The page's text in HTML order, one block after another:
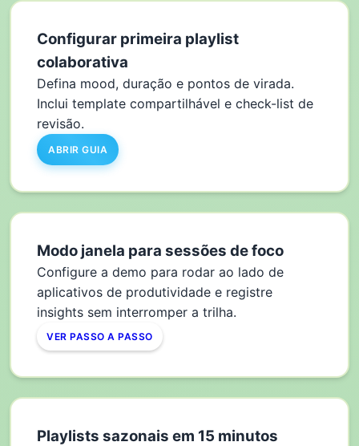
Configurar primeira playlist
colaborativa
Defina mood, duração e pontos de virada.
Inclui template compartilhável e check-list de
revisão.
ABRIR GUIA
Modo janela para sessões de foco
Configure a demo para rodar ao lado de
aplicativos de produtividade e registre
insights sem interromper a trilha.
VER PASSO A PASSO
Playlists sazonais em 15 minutos